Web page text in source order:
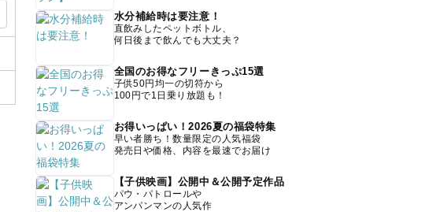
水分補給時は要注意！
直飲みしたペットボトル、
何日後まで飲んでも大丈夫？
全国のお得なフリーきっぷ15選
子供50円均一の切符から
100円で1日乗り放題も！
お得いっぱい！2026夏の福袋特集
早い者勝ち！数量限定の人気福袋
発売日や価格、内容を最速でお届け
【子供映画】公開中＆公開予定作品
パウ・パトロールや
アンパンマンの人気作